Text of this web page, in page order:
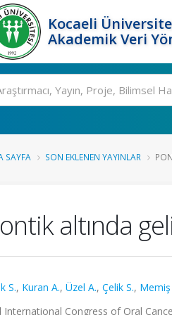
Kocaeli
Akademik Veri
SAYFA SON EKLENEN YAYINLAR
altında
S., Kuran A., Üzel A., Çelik S., Memiş
International Congress of Oral